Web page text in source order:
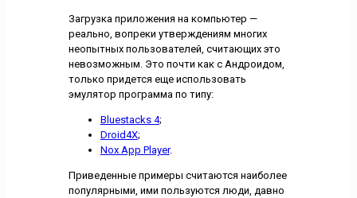
Загрузка приложения на компьютер —
реально, вопреки утверждениям многих
неопытных пользователей, считающих это
невозможным. Это почти как с Андроидом,
только придется еще использовать
эмулятор программа по типу:
Bluestacks 4;
Droid4X;
Nox App Player.
Приведенные примеры считаются наиболее
популярными, ими пользуются люди, давно